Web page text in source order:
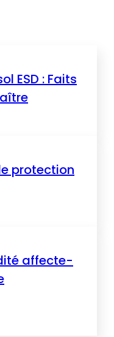
ESD : Faits
protection
affecte-